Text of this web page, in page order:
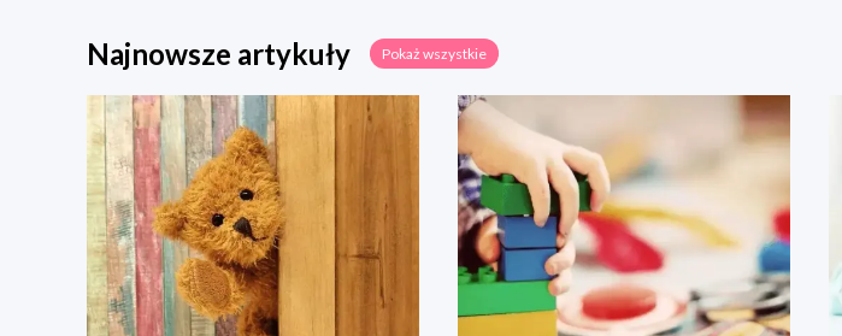
Najnowsze artykuły Pokaż wszystkie